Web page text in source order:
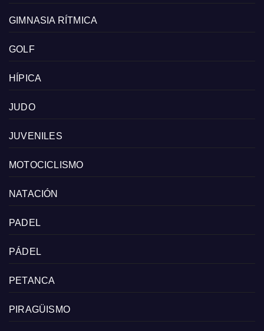
GIMNASIA RÍTMICA
GOLF
HÍPICA
JUDO
JUVENILES
MOTOCICLISMO
NATACIÓN
PADEL
PÁDEL
PETANCA
PIRAGÜISMO